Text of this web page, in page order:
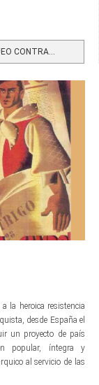
CONTRA...
la heroica resistencia
desde España el
un proyecto de país
popular, íntegra y
al servicio de las